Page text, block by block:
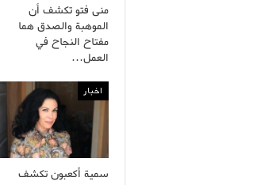
منى فتو تكشف أن
الموهبة والصدق هما
مفتاح النجاح في
العمل…
اخبار
سمية أكعبون تكشف